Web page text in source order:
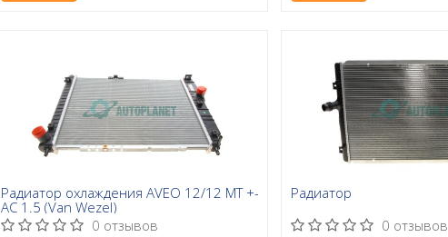
Радиатор охлаждения AVEO 12/12 MT +-
AC 1.5 (Van Wezel)
0 отзывов
Радиатор
0 отзывов